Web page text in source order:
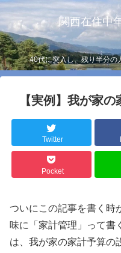
関西在住中
40代に突入し、残り半分の
【実例】我が家
Twitter
Pocket
ついにこの記事を書く時
味に「家計管理」って書
は、我が家の家計予算の